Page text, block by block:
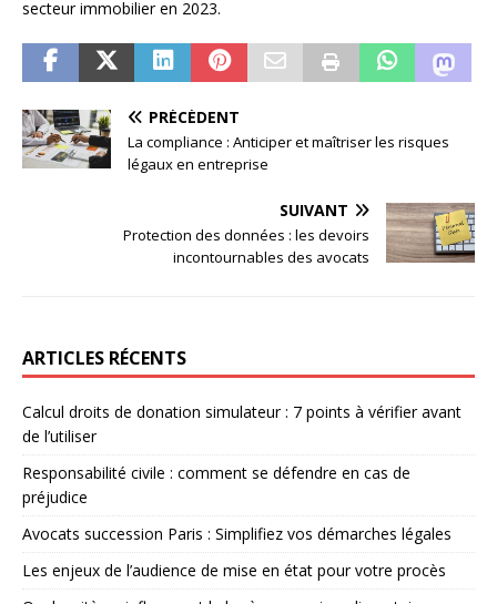
secteur immobilier en 2023.
PRÉCÉDENT
La compliance : Anticiper et maîtriser les risques
légaux en entreprise
SUIVANT
Protection des données : les devoirs
incontournables des avocats
ARTICLES RÉCENTS
Calcul droits de donation simulateur : 7 points à vérifier avant
de l’utiliser
Responsabilité civile : comment se défendre en cas de
préjudice
Avocats succession Paris : Simplifiez vos démarches légales
Les enjeux de l’audience de mise en état pour votre procès